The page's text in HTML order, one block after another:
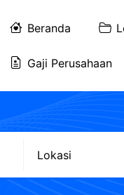
Beranda
Gaji Perusahaan